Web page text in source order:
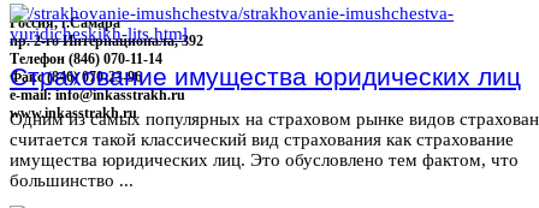
Россия, г.Самара
пр. 2-го Интернационала, 392
Телефон (846) 070-11-14
Факс (846) 070-23-96
e-mail: info@inkasstrakh.ru
www.inkasstrakh.ru
Страхование имущества юридических лиц
Одним из самых популярных на страховом рынке видов
считается такой классический вид страхования как страхование
имущества юридических лиц. Это обусловлено тем фактом, что
большинство ...